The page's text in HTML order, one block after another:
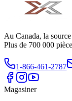
Au Canada, la
Plus de 700 000
1-866-461-2787
Magasiner